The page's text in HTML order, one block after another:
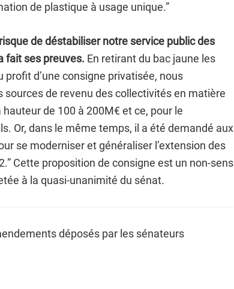
de plastique à usage unique.”
de déstabiliser notre service public des
fait ses preuves. En retirant du bac jaune les
profit d’une consigne privatisée, nous
sources de revenu des collectivités en matière
de 100 à 200M€ et ce, pour le
Or, dans le même temps, il a été demandé aux
se moderniser et généraliser l’extension des
Cette proposition de consigne est un non-sens
à la quasi-unanimité du sénat.
déposés par les sénateurs